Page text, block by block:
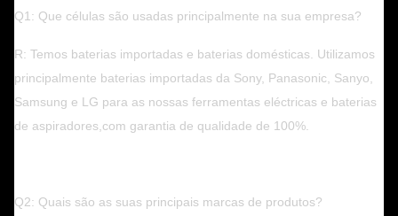
Q1: Que células são usadas principalmente na sua empresa?
R: Temos baterias importadas e baterias domésticas. Utilizamos
principalmente baterias importadas da Sony, Panasonic, Sanyo,
Samsung e LG para as nossas ferramentas eléctricas e baterias
de aspiradores,com garantia de qualidade de 100%.
Q2: Quais são as suas principais marcas de produtos?